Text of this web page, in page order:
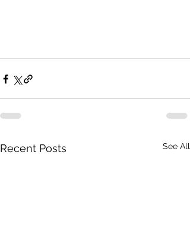
Recent Posts See All